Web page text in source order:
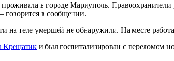
в городе Мариуполь.
говорится в сообщении.
на теле умершей не обнаружили. На месте
Крещатик и был госпитализирован с переломом